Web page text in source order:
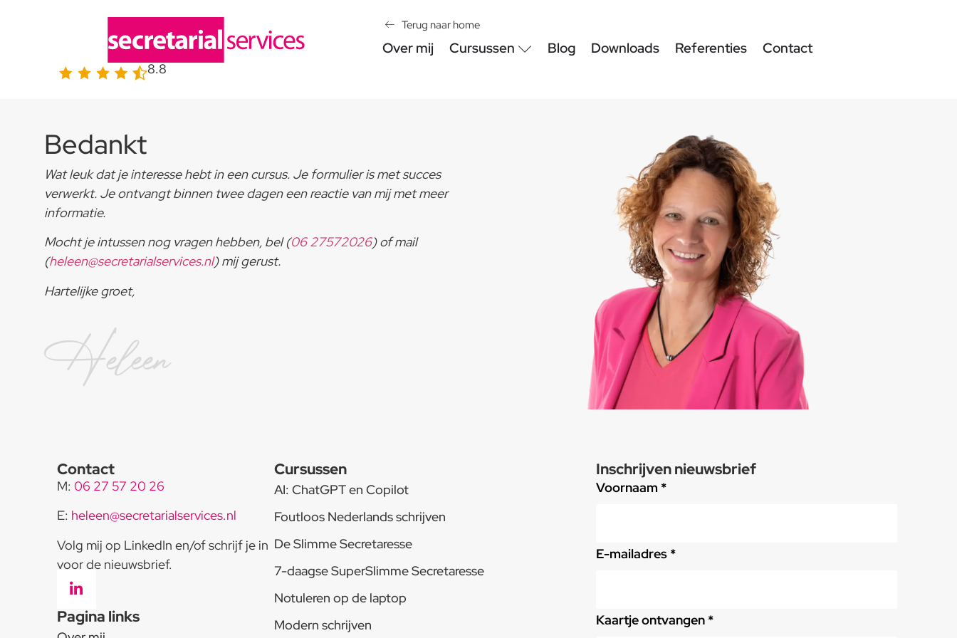
8.8
Terug naar home
Over mij Cursussen Blog Downloads Referenties Contact
Bedankt
Wat leuk dat je interesse hebt in een cursus. Je formulier is met succes
verwerkt. Je ontvangt binnen twee dagen een reactie van mij met meer
informatie.
Mocht je intussen nog vragen hebben, bel (06 27572026) of mail
(heleen@secretarialservices.nl) mij gerust.
Hartelijke groet,
Heleen
Contact
M: 06 27 57 20 26
E: heleen@secretarialservices.nl
Volg mij op LinkedIn en/of schrijf je in
voor de nieuwsbrief.
Pagina links
Cursussen
AI: ChatGPT en Copilot
Foutloos Nederlands schrijven
De Slimme Secretaresse
7-daagse SuperSlimme Secretaresse
Notuleren op de laptop
Modern schrijven
Inschrijven nieuwsbrief
Voornaam *
E-mailadres *
Kaartje ontvangen *